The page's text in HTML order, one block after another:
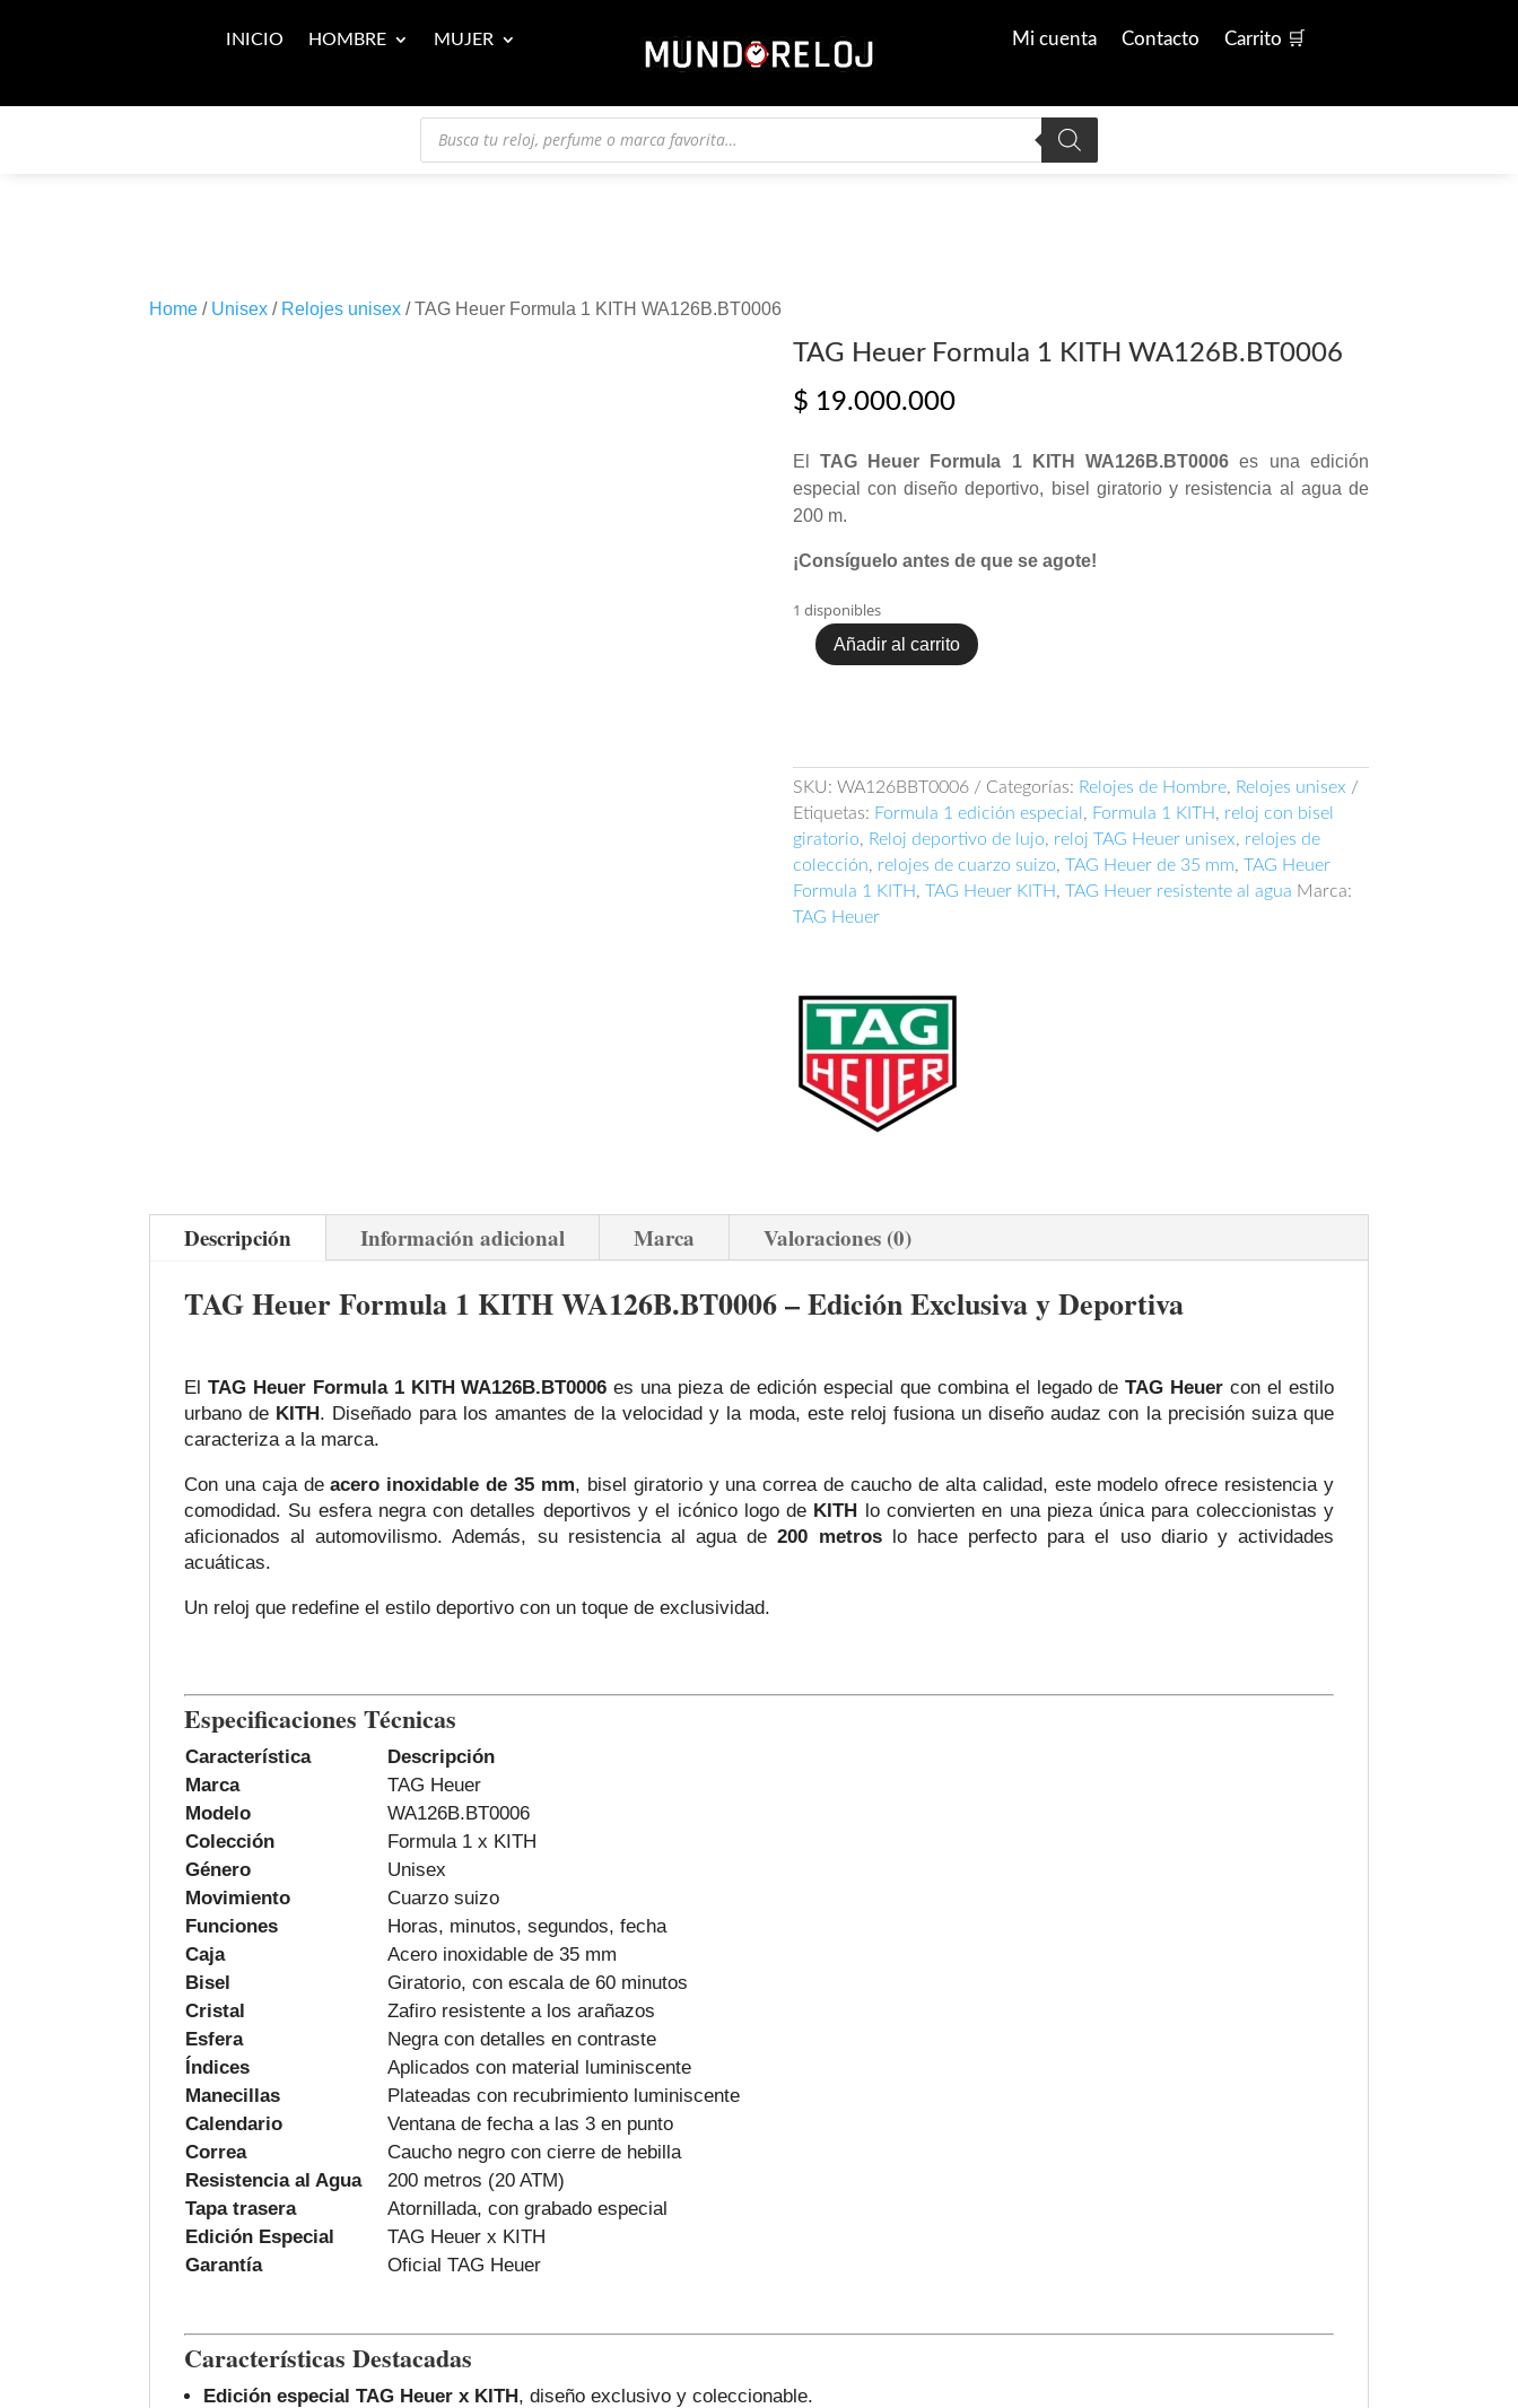
INICIO HOMBRE MUJER Mi cuenta Contacto Carrito 🛒
Búsqueda
productos
Home / Unisex / Relojes unisex / TAG Heuer Formula 1 KITH WA126B.BT0006
TAG Heuer Formula 1 KITH WA126B.BT0006
$ 19.000.000
El TAG Heuer Formula 1 KITH WA126B.BT0006 es una edición
especial con diseño deportivo, bisel giratorio y resistencia al agua de
200 m.
¡Consíguelo antes de que se agote!
1 disponibles
TAG
WA126B.BT0006
cantidad
Añadir al carrito
SKU: WA126BBT0006 Categorías: Relojes de Hombre, Relojes unisex
Etiquetas: Formula 1 edición especial , Formula 1 KITH, reloj con bisel
giratorio, Reloj deportivo de lujo, reloj TAG Heuer unisex, relojes de
colección, relojes de cuarzo suizo, TAG Heuer de 35 mm, TAG Heuer
Formula 1 KITH, TAG Heuer KITH, TAG Heuer resistente al agua Marca:
TAG Heuer
Descripción Información adicional Marca Valoraciones (0)
TAG Heuer Formula 1 KITH WA126B.BT0006 – Edición Exclusiva y Deportiva
El TAG Heuer Formula 1 KITH WA126B.BT0006 es una pieza de edición especial que combina el legado deTAG Heuer con el estilo
urbano de KITH. Diseñado para los amantes de la velocidad y la moda, este reloj fusiona un diseño audaz con la precisión suiza que
caracteriza a la marca.
Con una caja deacero inoxidable de 35 mm, bisel giratorio y una correa de caucho de alta calidad, este modelo ofrece resistencia y
comodidad. Su esfera negra con detalles deportivos y el icónico logo de KITH lo convierten en una pieza única para coleccionistas y
aficionados al automovilismo. Además, su resistencia al agua de200 metroslo hace perfecto para el uso diario y actividades
acuáticas.
Un reloj que redefine el estilo deportivo con un toque de exclusividad.
Especificaciones Técnicas
Característica
Descripción
Marca
TAG Heuer
Modelo
WA126B.BT0006
Colección
Formula 1 x KITH
Género
Unisex
Movimiento
Cuarzo suizo
Funciones
Horas, minutos, segundos, fecha
Caja
Acero inoxidable de 35 mm
Bisel
Giratorio, con escala de 60 minutos
Cristal
Zafiro resistente a los arañazos
Esfera
Negra con detalles en contraste
Índices
Aplicados con material luminiscente
Manecillas
Plateadas con recubrimiento luminiscente
Calendario
Ventana de fecha a las 3 en punto
Correa
Caucho negro con cierre de hebilla
Resistencia al Agua
200 metros (20 ATM)
Tapa trasera
Atornillada, con grabado especial
Edición Especial
TAG Heuer x KITH
Garantía
Oficial TAG Heuer
Características Destacadas
Edición especial TAG Heuer x KITH, diseño exclusivo y coleccionable.